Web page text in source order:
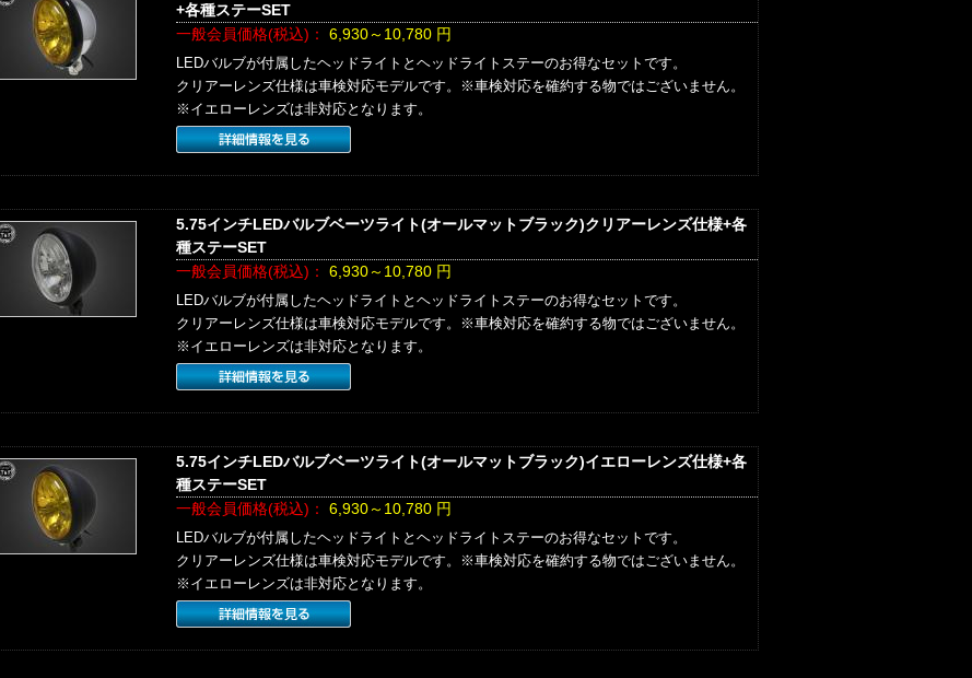
+各種ステーSET
一般会員価格(税込)： 6,930～10,780円
LEDバルブが付属したヘッドライトとヘッドライトステーのお得なセットです。
クリアーレンズ仕様は車検対応モデルです。※車検対応を確約する物ではございません。
※イエローレンズは非対応となります。
5.75インチLEDバルブベーツライト(オールマットブラック)クリアーレンズ仕様+各
種ステーSET
一般会員価格(税込)： 6,930～10,780円
LEDバルブが付属したヘッドライトとヘッドライトステーのお得なセットです。
クリアーレンズ仕様は車検対応モデルです。※車検対応を確約する物ではございません。
※イエローレンズは非対応となります。
5.75インチLEDバルブベーツライト(オールマットブラック)イエローレンズ仕様+各
種ステーSET
一般会員価格(税込)： 6,930～10,780円
LEDバルブが付属したヘッドライトとヘッドライトステーのお得なセットです。
クリアーレンズ仕様は車検対応モデルです。※車検対応を確約する物ではございません。
※イエローレンズは非対応となります。